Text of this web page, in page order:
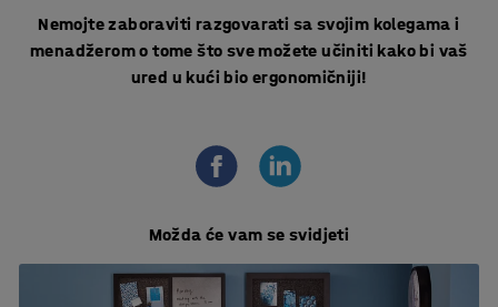
Nemojte zaboraviti razgovarati sa svojim kolegama i
menadžerom o tome što sve možete učiniti kako bi vaš
ured u kući bio ergonomičniji!
Možda će vam se svidjeti